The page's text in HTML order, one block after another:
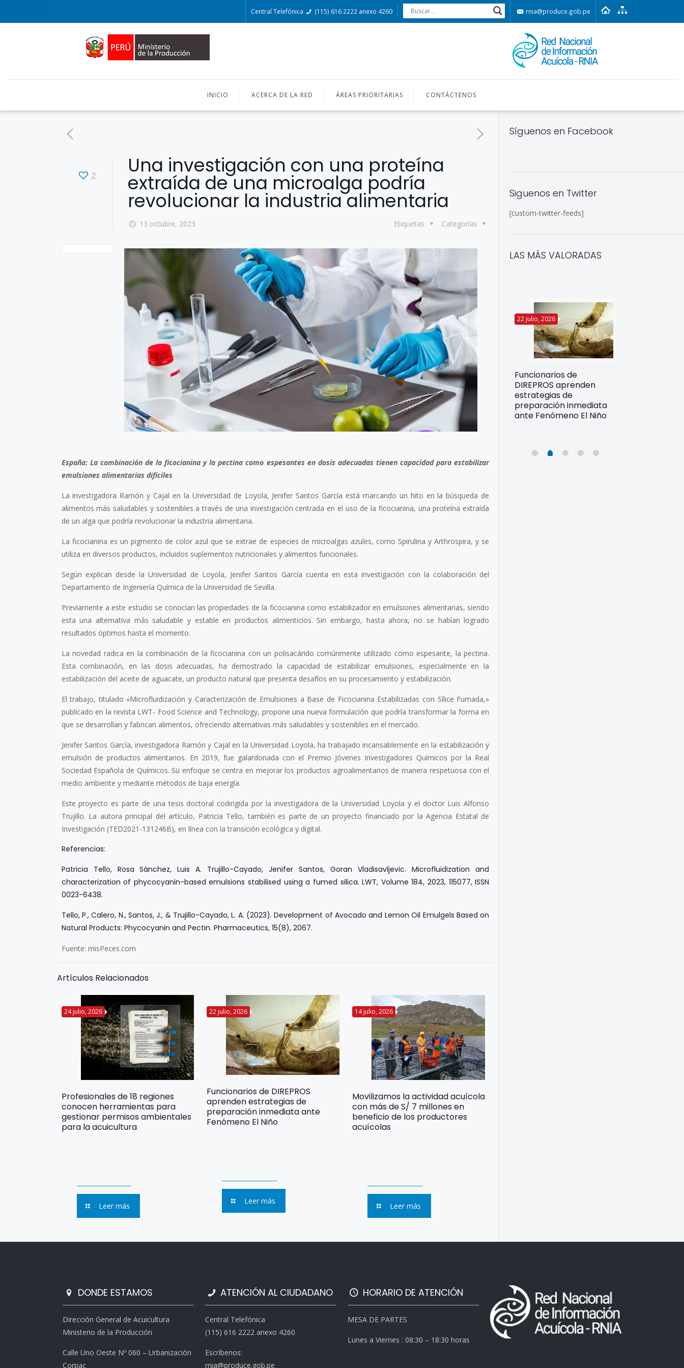
Central Telefónica (115) 616 2222 anexo 4260 rnia@produce.gob.pe
INICIO ACERCA DE LA RED ÁREAS PRIORITARIAS CONTÁCTENOS
2 Una investigación con una proteína
extraída de una microalga podría
revolucionar la industria alimentaria
13 octubre, 2023 Categorías
Etiquetas
España: La combinación de la ficocianina y la pectina como espesantes en dosis adecuadas tienen capacidad para estabilizar
emulsiones alimentarias difíciles
La investigadora Ramón y Cajal en la Universidad de Loyola, Jenifer Santos García está marcando un hito en la búsqueda de
alimentos más saludables y sostenibles a través de una investigación centrada en el uso de la ficocianina, una proteína extraída
de un alga que podría revolucionar la industria alimentaria.
La ficocianina es un pigmento de color azul que se extrae de especies de microalgas azules, como Spirulina y Arthrospira, y se
utiliza en diversos productos, incluidos suplementos nutricionales y alimentos funcionales.
Según explican desde la Universidad de Loyola, Jenifer Santos García cuenta en esta investigación con la colaboración del
Departamento de Ingeniería Química de la Universidad de Sevilla.
Previamente a este estudio se conocían las propiedades de la ficocianina como estabilizador en emulsiones alimentarias, siendo
esta una alternativa más saludable y estable en productos alimenticios. Sin embargo, hasta ahora, no se habían logrado
resultados óptimos hasta el momento.
La novedad radica en la combinación de la ficocianina con un polisacárido comúnmente utilizado como espesante, la pectina.
Esta combinación, en las dosis adecuadas, ha demostrado la capacidad de estabilizar emulsiones, especialmente en la
estabilización del aceite de aguacate, un producto natural que presenta desafíos en su procesamiento y estabilización.
El trabajo, titulado «Microfluidización y Caracterización de Emulsiones a Base de Ficocianina Estabilizadas con Sílice Fumada,»
publicado en la revista LWT- Food Science and Technology, propone una nueva formulación que podría transformar la forma en
que se desarrollan y fabrican alimentos, ofreciendo alternativas más saludables y sostenibles en el mercado.
Jenifer Santos García, investigadora Ramón y Cajal en la Universidad Loyola, ha trabajado incansablemente en la estabilización y
emulsión de productos alimentarios. En 2019, fue galardonada con el Premio Jóvenes Investigadores Químicos por la Real
Sociedad Española de Químicos. Su enfoque se centra en mejorar los productos agroalimentarios de manera respetuosa con el
medio ambiente y mediante métodos de baja energía.
Este proyecto es parte de una tesis doctoral codirigida por la investigadora de la Universidad Loyola y el doctor Luis Alfonso
Trujillo. La autora principal del artículo, Patricia Tello, también es parte de un proyecto financiado por la Agencia Estatal de
Investigación (TED2021-131246B), en línea con la transición ecológica y digital.
Referencias:
Patricia Tello, Rosa Sánchez, Luis A. Trujillo-Cayado, Jenifer Santos, Goran Vladisavljevic.Microfluidization and
characterization of phycocyanin-based emulsions stabilised using a fumed silica.LWT, Volume 184, 2023, 115077, ISSN
0023-6438.
Tello, P., Calero, N., Santos, J., & Trujillo-Cayado, L. A. (2023).Development of Avocado and Lemon Oil Emulgels Based on
Natural Products: Phycocyanin and Pectin. Pharmaceutics, 15(8), 2067.
Fuente: misPeces.com
Artículos Relacionados
24 julio, 2026
Profesionales de 18 regiones
conocen herramientas para
gestionar permisos ambientales
para la acuicultura
Leer más
22 julio, 2026
Funcionarios de DIREPROS
aprenden estrategias de
preparación inmediata ante
Fenómeno El Niño
Leer más
14 julio, 2026
Movilizamos la actividad acuícola
con más de S/ 7 millones en
beneficio de los productores
acuícolas
Leer más
Síguenos en Facebook
Siguenos en Twitter
[custom-twitter-feeds]
LAS MÁS VALORADAS
8 julio, 2026
Más de 30 expertos
generan acuerdos para
lograr acuicultura
sostenible y resiliente en
24 julio, 2026
Profesionales de 18
regiones conocen
herramientas para
gestionar permisos
ambientales para la
acuicultura
22 julio, 2026
Funcionarios de
DIREPROS aprenden
estrategias de
preparación inmediata
ante Fenómeno El Niño
DONDE ESTAMOS
Dirección General de Acuicultura
Ministerio de la Producción
Calle Uno Oeste Nº 060 – Urbanización
Corpac
ATENCIÓN AL CIUDADANO
Central Telefónica
(115) 616 2222 anexo 4260
Escríbenos:
rnia@produce.gob.pe
HORARIO DE ATENCIÓN
MESA DE PARTES
Lunes a Viernes : 08:30 – 18:30 horas